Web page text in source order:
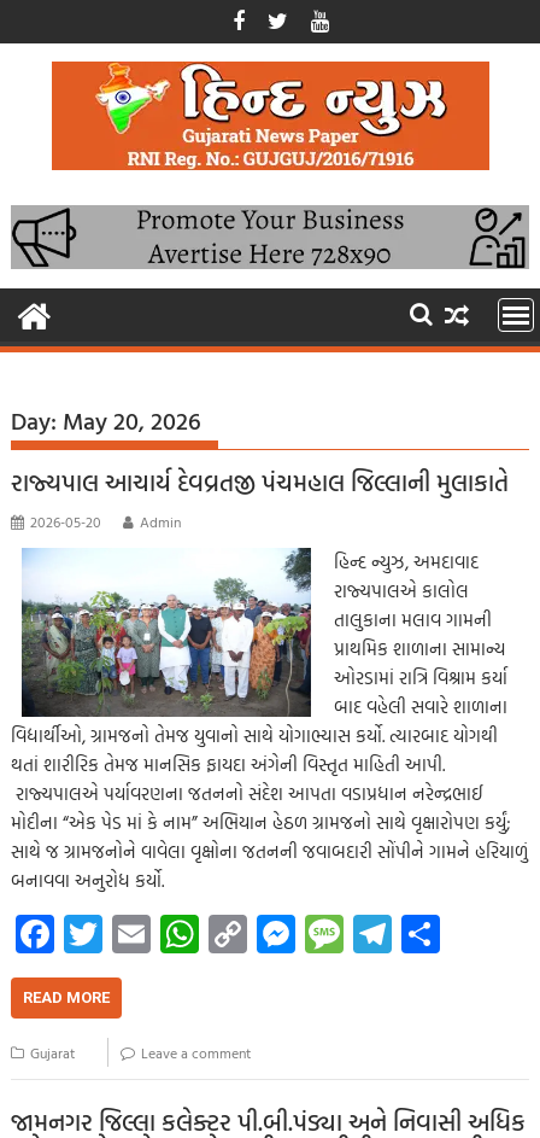
to
content
Day: May 20, 2026
રાજ્યપાલ આચાર્ય દેવવ્રતજી પંચમહાલ જિલ્લાની મુલાકાતે
2026-05-20 Admin
હિન્દ ન્યુઝ, અમદાવાદ
રાજ્યપાલએ કાલોલ
તાલુકાના મલાવ ગામની
પ્રાથમિક શાળાના સામાન્ય
ઓરડામાં રાત્રિ વિશ્રામ કર્યા
બાદ વહેલી સવારે શાળાના
વિદ્યાર્થીઓ, ગ્રામજનો તેમજ યુવાનો સાથે યોગાભ્યાસ કર્યો. ત્યારબાદ યોગથી
થતાં શારીરિક તેમજ માનસિક ફાયદા અંગેની વિસ્તૃત માહિતી આપી.
રાજ્યપાલએ પર્યાવરણના જતનનો સંદેશ આપતા વડાપ્રધાન નરેન્દ્રભાઈ
મોદીના “એક પેડ માં કે નામ” અભિયાન હેઠળ ગ્રામજનો સાથે વૃક્ષારોપણ કર્યું;
સાથે જ ગ્રામજનોને વાવેલા વૃક્ષોના જતનની જવાબદારી સોંપીને ગામને હરિયાળું
બનાવવા અનુરોધ કર્યો.
Fa
ce
b
o
o
T
wi
tt
er
E
m
W
h
s
A
C
o
y
Li
M
es
g
M
es
e
Te
le
m
READ MORE
Gujarat Leave a comment
જામનગર જિલ્લા કલેક્ટર પી.બી.પંડ્યા અને નિવાસી અધિક